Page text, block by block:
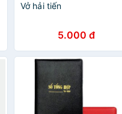
Vở hải tiến
5.000 đ